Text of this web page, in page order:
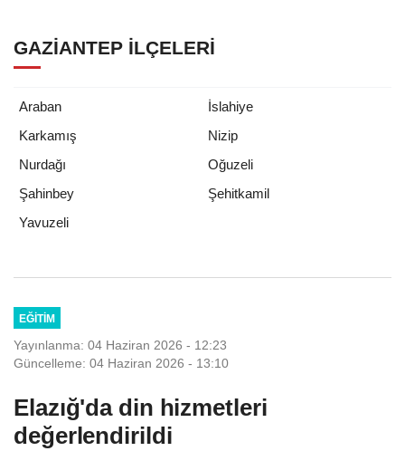
GAZIANTEP İLÇELERI
Araban
İslahiye
Karkamış
Nizip
Nurdağı
Oğuzeli
Şahinbey
Şehitkamil
Yavuzeli
EĞITIM
Yayınlanma: 04 Haziran 2026 - 12:23
Güncelleme: 04 Haziran 2026 - 13:10
Elazığ'da din hizmetleri
değerlendirildi